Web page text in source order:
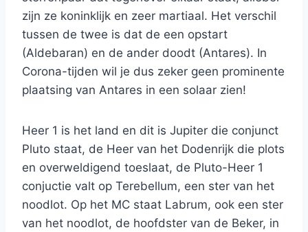
zijn ze koninklijk en zeer martiaal. Het verschil
tussen de twee is dat de een opstart
(Aldebaran) en de ander doodt (Antares). In
Corona-tijden wil je dus zeker geen prominente
plaatsing van Antares in een solaar zien!
Heer 1 is het land en dit is Jupiter die conjunct
Pluto staat, de Heer van het Dodenrijk die plots
en overweldigend toeslaat, de Pluto-Heer 1
conjuctie valt op Terebellum, een ster van het
noodlot. Op het MC staat Labrum, ook een ster
van het noodlot, de hoofdster van de Beker, in